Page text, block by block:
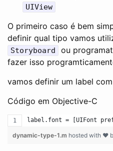
UIView
O primeiro caso é bem
definir qual tipo vamos
Storyboard
ou
fazer isso
vamos definir um label com
Código em Objective-C
label.font = [UIFont
dynamic-type-1.m hosted with ❤